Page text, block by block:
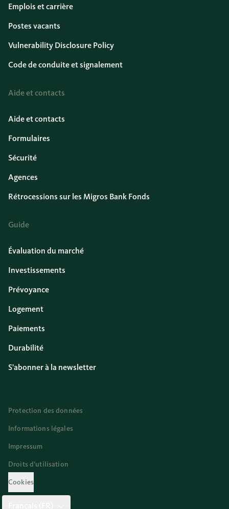
Emplois et carrière
Postes vacants
Vulnerability Disclosure Policy
Code de conduite et signalement
Aide et contacts
Aide et contacts
Formulaires
Sécurité
Agences
Rétrocessions sur les Migros Bank Fonds
Guide
Évaluation du marché
Investissements
Prévoyance
Logement
Paiements
Durabilité
S'abonner à la newsletter
Protection des données
Informations légales
Impressum
Droits d’utilisation
Cookies